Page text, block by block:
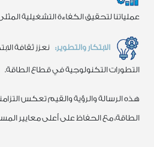
عملياتنا لتحقيق الكفاءة التشغيلية
الابتكار والتطوير: نعزز ثقافة
التطورات التكنولوجية في قطاع الطاقة.
هذه الرسالة والرؤية والقيم تعكس
الطاقة، مع الحفاظ على أعلى معايير